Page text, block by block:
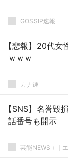
GOSSIP速報
【悲報】20代
ｗｗｗ
カナ速
【SNS】名誉毀
話番号も開示
芸能NEWS＋｜